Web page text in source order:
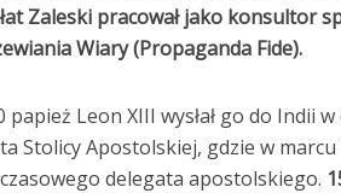
Zaleski pracował jako konsultor
Wiary (Propaganda Fide).
papież Leon XIII wysłał go do Indii
Stolicy Apostolskiej, gdzie w
delegata apostolskiego.